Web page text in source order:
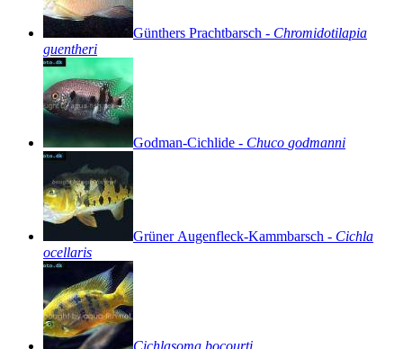
Günthers Prachtbarsch - Chromidotilapia
guentheri
Godman-Cichlide - Chuco godmanni
Grüner Augenfleck-Kammbarsch - Cichla
ocellaris